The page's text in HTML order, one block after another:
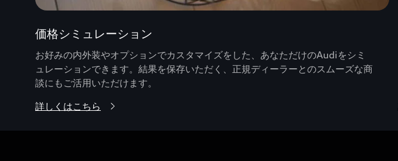
価格シミュレーション
お好みの内外装やオプションでカスタマイズをした、あなただけのAudiをシミ
ュレーションできます。結果を保存いただく、正規ディーラーとのスムーズな商
談にもご活用いただけます。
詳しくはこちら